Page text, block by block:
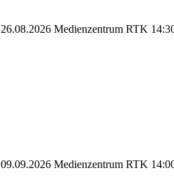
26.08.2026 Medienzentrum RTK
09.09.2026 Medienzentrum RTK